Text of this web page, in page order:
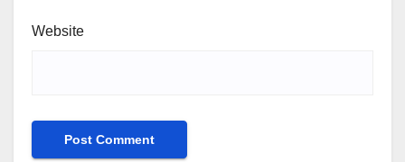
Website